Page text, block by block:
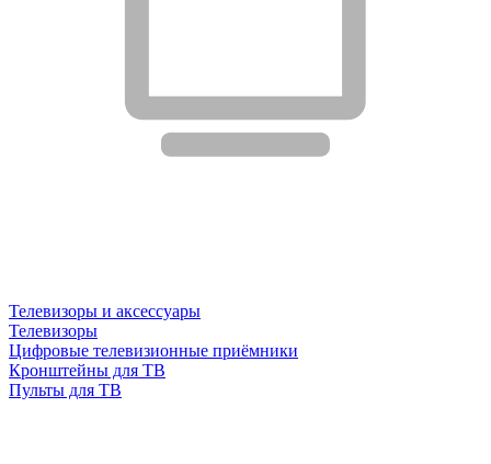
Телевизоры и аксессуары
Телевизоры
Цифровые телевизионные приёмники
Кронштейны для ТВ
Пульты для ТВ